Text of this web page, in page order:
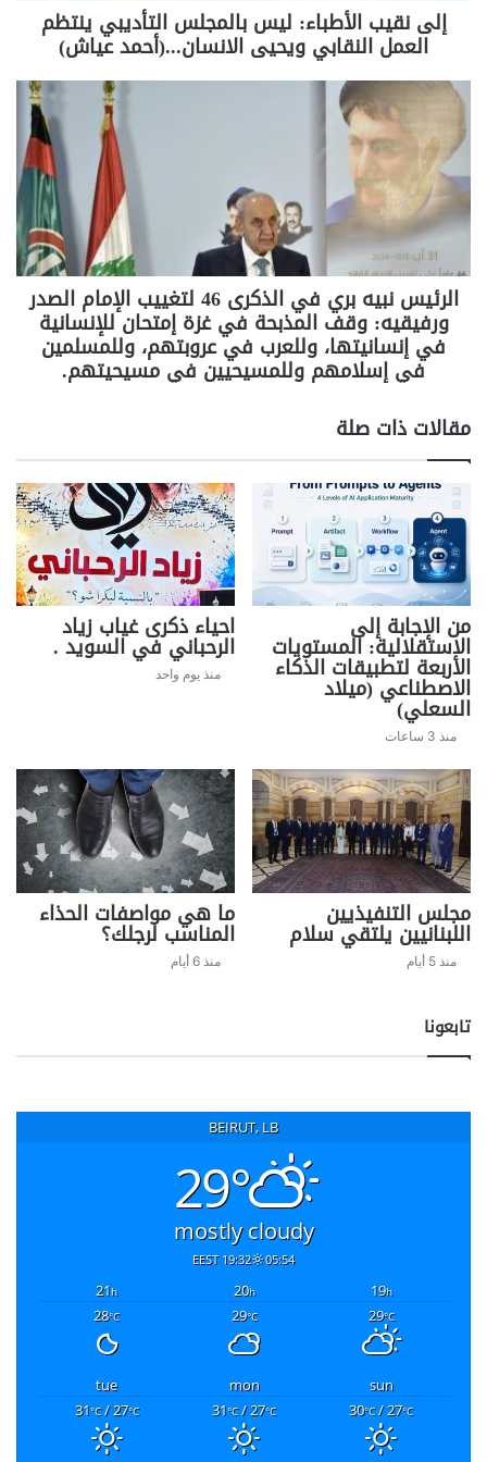
زرقط ولكل زملائه وتلاميذه وأقاربه وأحبته وعموم أهالي
بلدة الزرارية.
F
a
c
e
b
o
o
k
T
w
itt
er
W
h
at
s
A
p
p
T
gr
a
m
Pr
C
n
k
S
عاجل
إلى نقيب الأطباء: ليس بالمجلس التأديبي ينتظم
العمل النقابي ويحيى الانسان...(أحمد عياش)
الرئيس نبيه بري في الذكرى 46 لتغييب الإمام الصدر
ورفيقيه: وقف المذبحة في غزة إمتحان للإنسانية
في إنسانيتها، وللعرب في عروبتهم، وللمسلمين
في إسلامهم وللمسيحيين في مسيحيتهم.
مقالات ذات صلة
من الإجابة إلى
الاستقلالية: المستويات
الأربعة لتطبيقات الذكاء
الاصطناعي (ميلاد
السعلي)
منذ 3 ساعات
احياء ذكرى غياب زياد
الرحباني في السويد .
منذ يوم واحد
مجلس التنفيذيين
اللبنانيين يلتقي سلام
منذ 5 أيام
ما هي مواصفات الحذاء
المناسب لرجلك؟
منذ 6 أيام
تابعونا
BEIRUT, LB
29°
mostly cloudy
05:54
19:32 EEST
19h
20h
21h
29°C
29°C
28°C
sun
mon
tue
30°C/ 27°C
31°C/ 27°C
31°C/ 27°C